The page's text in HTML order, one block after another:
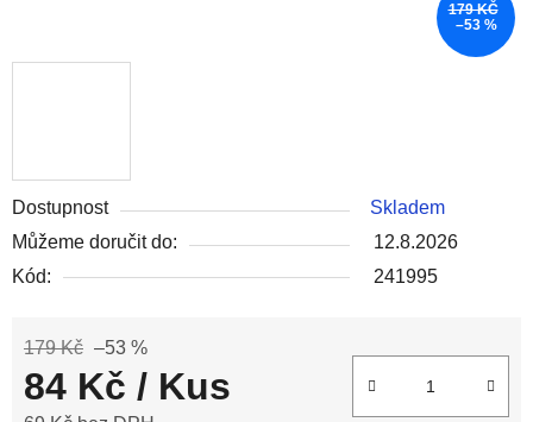
Dostupnost
Skladem
Můžeme doručit do:
12.8.2026
Kód:
241995
179 Kč –53 %
84 Kč / Kus
179 KČ
–53 %